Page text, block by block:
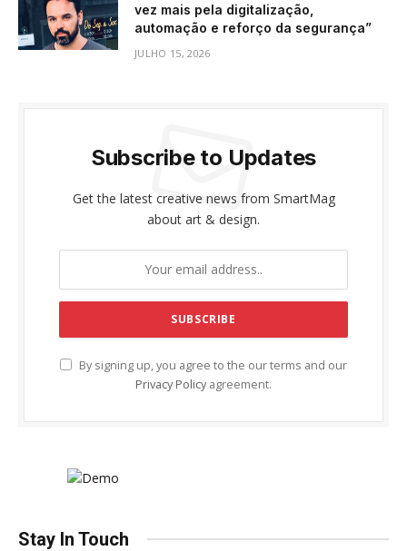
vez mais pela digitalização,
automação e reforço da segurança”
JULHO 15, 2026
Subscribe to Updates
Get the latest creative news from SmartMag
about art & design.
By signing up, you agree to the our terms and our
Privacy Policy agreement.
Stay In Touch